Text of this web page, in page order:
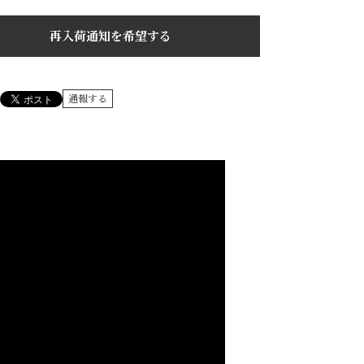
再入荷通知を希望する
通報する